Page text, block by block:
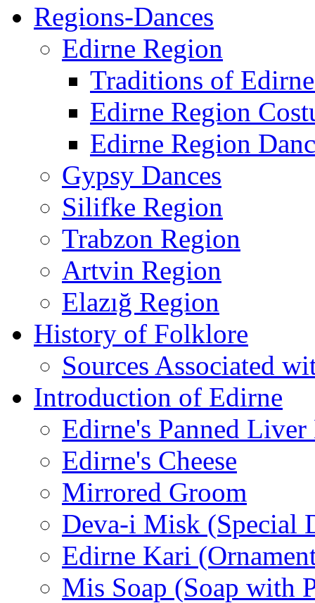
Regions-Dances
Edirne Region
Traditions of
Edirne Region
Edirne Region
Gypsy Dances
Silifke Region
Trabzon Region
Artvin Region
Elazığ Region
History of Folklore
Sources Associated
Introduction of Edirne
Edirne's Panned
Edirne's Cheese
Mirrored Groom
Deva-i Misk (Special
Edirne Kari
Mis Soap (Soap with